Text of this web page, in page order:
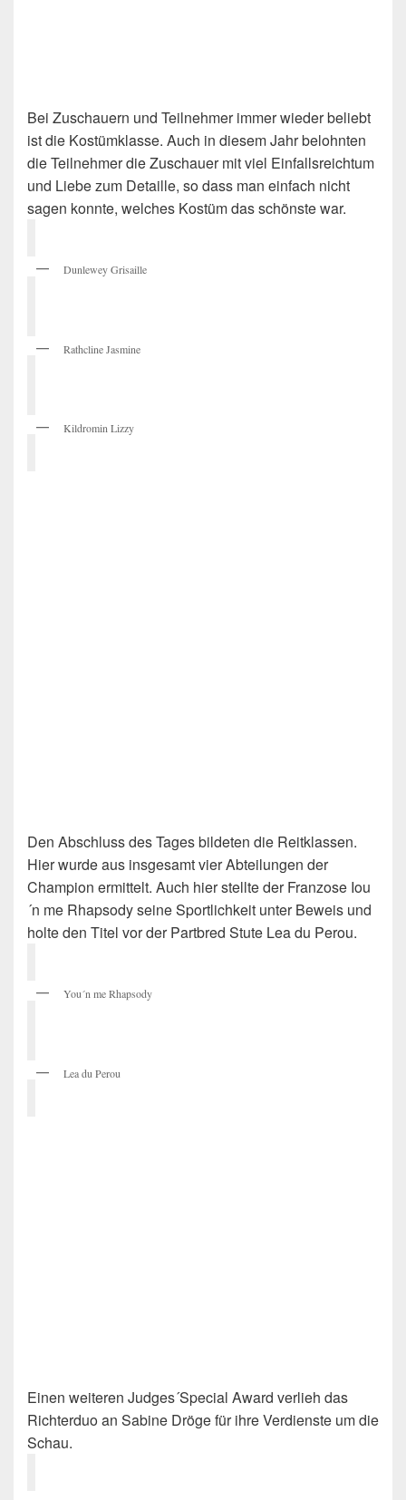
Bei Zuschauern und Teilnehmer immer wieder beliebt
ist die Kostümklasse. Auch in diesem Jahr belohnten
die Teilnehmer die Zuschauer mit viel Einfallsreichtum
und Liebe zum Detaille, so dass man einfach nicht
sagen konnte, welches Kostüm das schönste war.
Dunlewey Grisaille
Rathcline Jasmine
Kildromin Lizzy
Den Abschluss des Tages bildeten die Reitklassen.
Hier wurde aus insgesamt vier Abteilungen der
Champion ermittelt. Auch hier stellte der Franzose Iou
´n me Rhapsody seine Sportlichkeit unter Beweis und
holte den Titel vor der Partbred Stute Lea du Perou.
You´n me Rhapsody
Lea du Perou
Einen weiteren Judges´Special Award verlieh das
Richterduo an Sabine Dröge für ihre Verdienste um die
Schau.